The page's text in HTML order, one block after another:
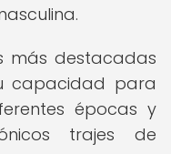
más destacadas
capacidad para
épocas y
trajes de